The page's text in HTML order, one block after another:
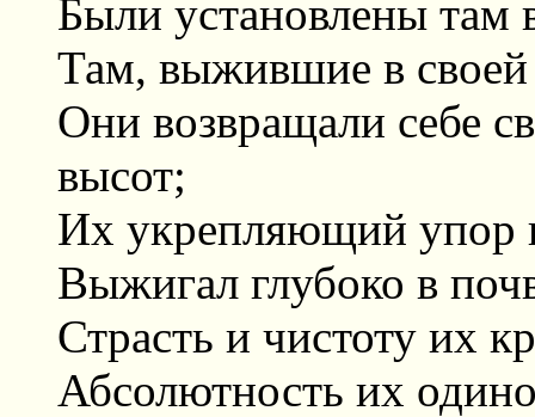
Были установлены там
Там, выжившие в
Они возвращали себе
высот;
Их укрепляющий упор
Выжигал глубоко в
Страсть и чистоту их
Абсолютность их